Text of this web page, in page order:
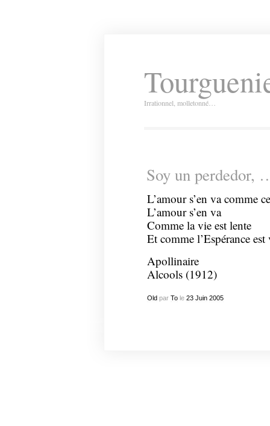
Irrationnel, molletonné…
Soy un perdedor,
L’amour s’en va comme
L’amour s’en va
Comme la vie est lente
Et comme l’Espérance
Apollinaire
Alcools (1912)
Old par Tole 23 Juin 2005